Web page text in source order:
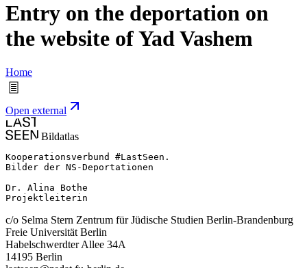
Entry on the deportation on
the website of Yad Vashem
Home
Open external
Bildatlas
Kooperationsverbund #LastSeen.
Bilder der NS-Deportationen
Dr. Alina Bothe
Projektleiterin
c/o Selma Stern Zentrum für Jüdische Studien Berlin-Brandenburg
Freie Universität Berlin
Habelschwerdter Allee 34A
14195 Berlin